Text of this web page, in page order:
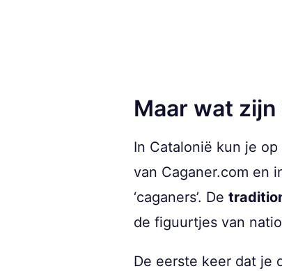
Maar wat
In Catalonië kun je op
van Caganer.com en
‘caganers’. De
de figuurtjes van
De eerste keer dat je